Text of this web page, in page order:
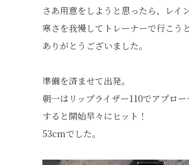
さあ用意をしようと思ったら、レイ
寒さを我慢してトレーナーで行こう
ありがとうございました。
準備を済ませて出発。
朝一はリップライザー110でアプロー
すると開始早々にヒット！
53cmでした。